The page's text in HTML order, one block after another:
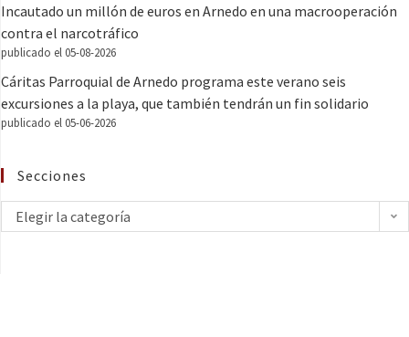
Incautado un millón de euros en Arnedo en una macrooperación
contra el narcotráfico
publicado el 05-08-2026
Cáritas Parroquial de Arnedo programa este verano seis
excursiones a la playa, que también tendrán un fin solidario
publicado el 05-06-2026
Secciones
Elegir la categoría